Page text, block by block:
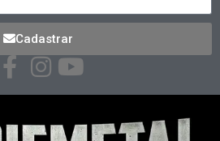
Cadastrar